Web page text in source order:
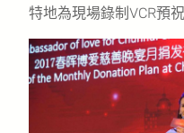
特地為現場錄制VCR預